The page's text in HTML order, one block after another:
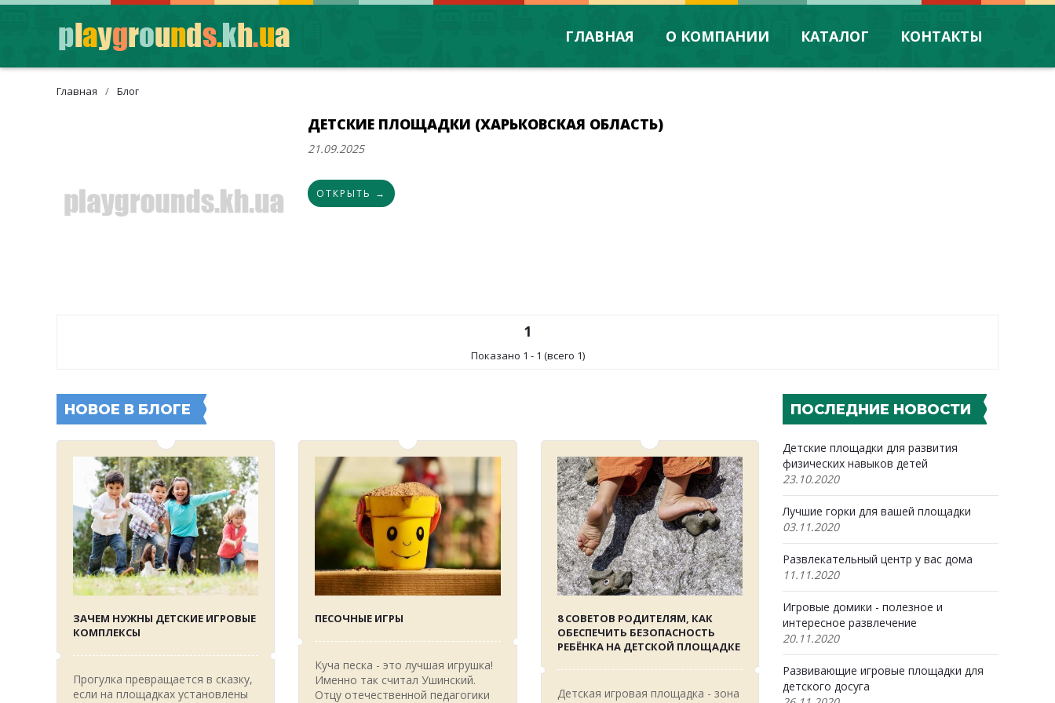
ГЛАВНАЯ О КОМПАНИИ КАТАЛОГ КОНТАКТЫ
Главная / Блог
ДЕТСКИЕ ПЛОЩАДКИ (ХАРЬКОВСКАЯ ОБЛАСТЬ)
21.09.2025
ОТКРЫТЬ →
1
Показано 1 - 1 (всего 1)
НОВОЕ В БЛОГЕ
ЗАЧЕМ НУЖНЫ ДЕТСКИЕ ИГРОВЫЕ
КОМПЛЕКСЫ
Прогулка превращается в сказку,
если на площадках установлены
ПЕСОЧНЫЕ ИГРЫ
Куча песка - это лучшая игрушка!
Именно так считал Ушинский.
Отцу отечественной педагогики
8 СОВЕТОВ РОДИТЕЛЯМ, КАК
ОБЕСПЕЧИТЬ БЕЗОПАСНОСТЬ
РЕБЁНКА НА ДЕТСКОЙ ПЛОЩАДКЕ
Детская игровая площадка - зона
ПОСЛЕДНИЕ НОВОСТИ
Детские площадки для развития
физических навыков детей
23.10.2020
Лучшие горки для вашей площадки
03.11.2020
Развлекательный центр у вас дома
11.11.2020
Игровые домики - полезное и
интересное развлечение
20.11.2020
Развивающие игровые площадки для
детского досуга